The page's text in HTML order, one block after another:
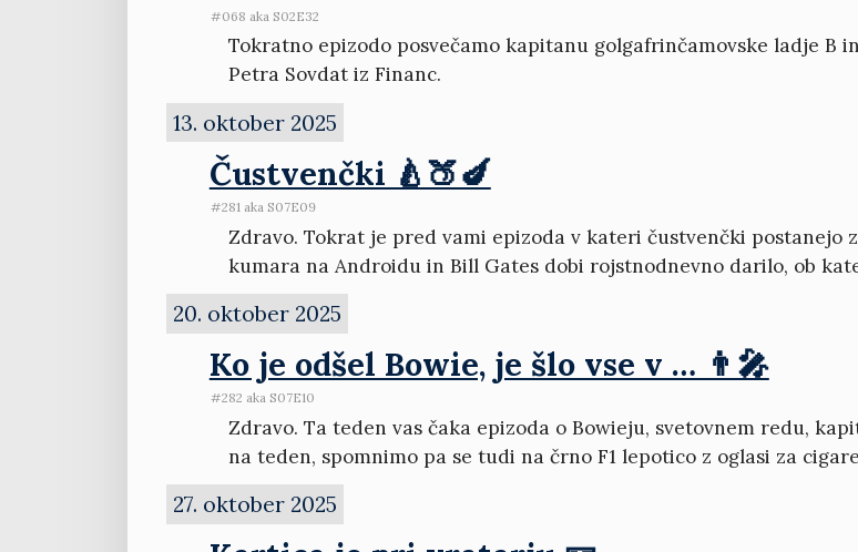
#068 aka S02E32
Tokratno epizodo posvečamo kapitanu golgafrinčamovske ladje B
Petra Sovdat iz Financ.
13. oktober 2025
Čustvenčki 🍐🍑🍆
#281 aka S07E09
Zdravo. Tokrat je pred vami epizoda v kateri čustvenčki postanejo
kumara na Androidu in Bill Gates dobi rojstnodnevno darilo, ob
20. oktober 2025
Ko je odšel Bowie, je šlo vse v … 👨‍🎤
#282 aka S07E10
Zdravo. Ta teden vas čaka epizoda o Bowieju, svetovnem redu,
na teden, spomnimo pa se tudi na črno F1 lepotico z oglasi za
27. oktober 2025